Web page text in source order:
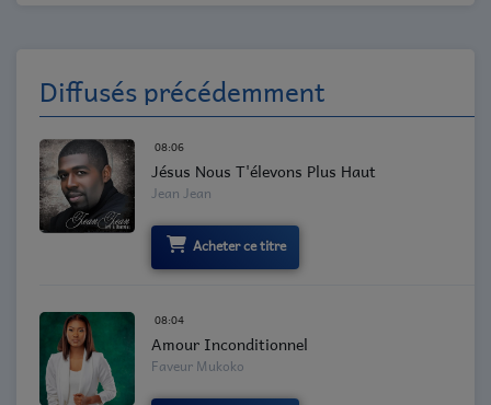
Diffusés précédemment
08:06
Jésus Nous T'élevons Plus Haut
Jean Jean
Acheter ce titre
08:04
Amour Inconditionnel
Faveur Mukoko